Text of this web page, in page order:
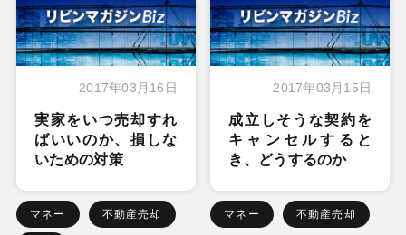
2017年03月16日
実家をいつ売却すれ
ばいいのか、損しな
いための対策
マネー 不動産売却
2017年03月15日
成立しそうな契約を
キャンセルすると
き、どうするのか
マネー 不動産売却